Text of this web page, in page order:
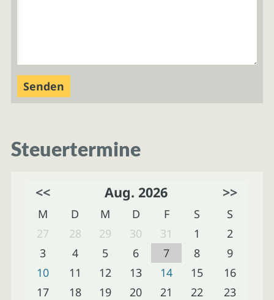
Steuertermine
<< Aug. 2026 >>
M D M D F S
S
27
28 29 30 31 1
2
3
4 5 6 7 8
9
10
11 12 13 14 15
16
17
18 19 20 21 22
23